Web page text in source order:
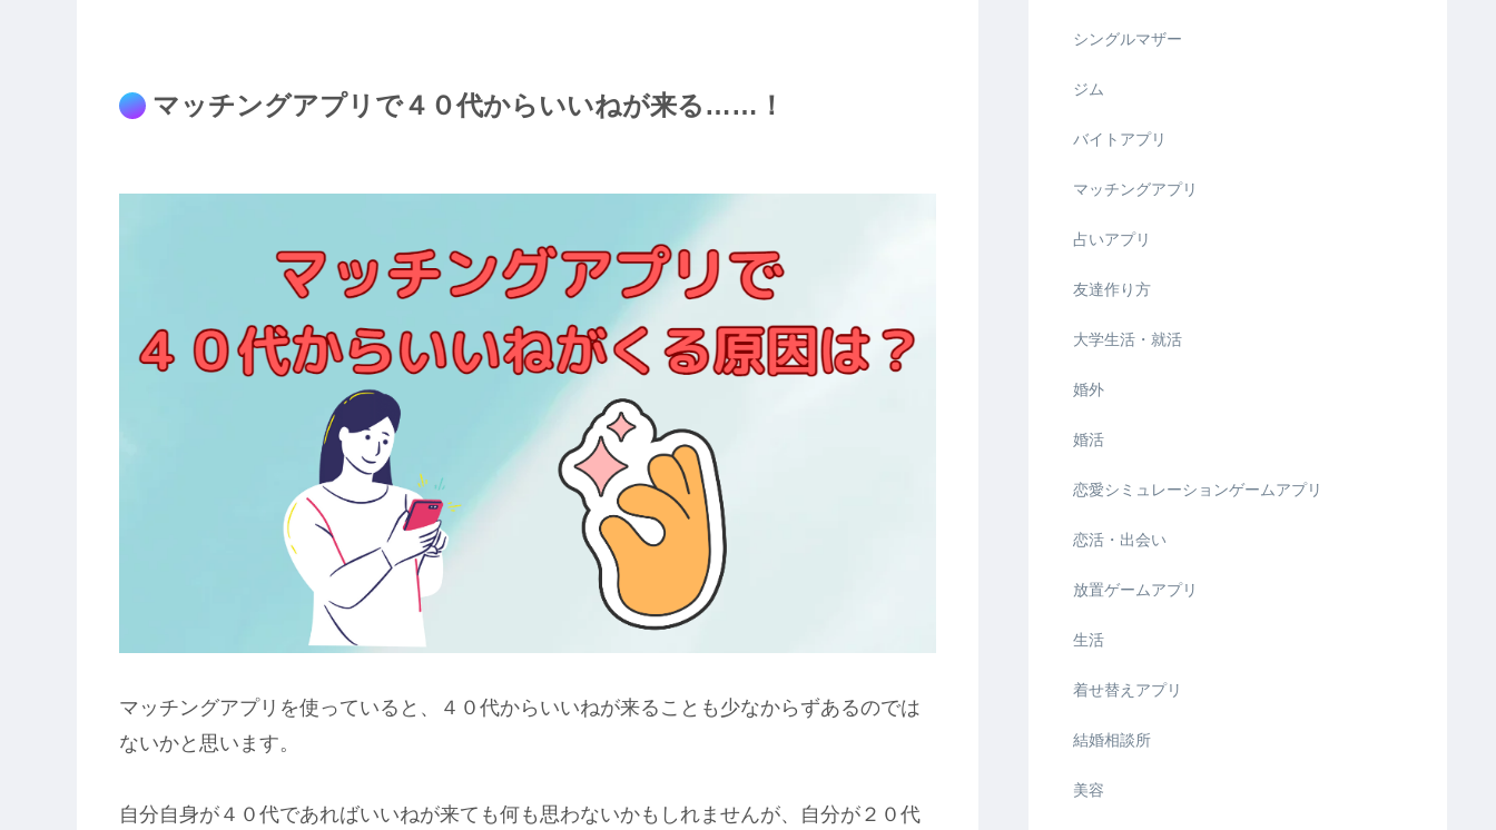
マッチングアプリで４０代からいいねが来る……！
マッチングアプリを使っていると、４０代からいいねが来ることも少なからずあるのでは
ないかと思います。
自分自身が４０代であればいいねが来ても何も思わないかもしれませんが、自分が２０代
シングルマザー
ジム
バイトアプリ
マッチングアプリ
占いアプリ
友達作り方
大学生活・就活
婚外
婚活
恋愛シミュレーションゲームアプリ
恋活・出会い
放置ゲームアプリ
生活
着せ替えアプリ
結婚相談所
美容